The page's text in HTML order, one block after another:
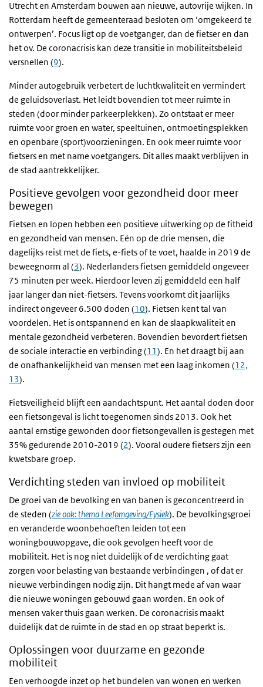
Utrecht en Amsterdam bouwen aan nieuwe, autovrije wijken. In
Rotterdam heeft de gemeenteraad besloten om ‘omgekeerd te
ontwerpen’. Focus ligt op de voetganger, dan de fietser en dan
het ov. De coronacrisis kan deze transitie in mobiliteitsbeleid
versnellen (9).
Minder autogebruik verbetert de luchtkwaliteit en vermindert
de geluidsoverlast. Het leidt bovendien tot meer ruimte in
steden (door minder parkeerplekken). Zo ontstaat er meer
ruimte voor groen en water, speeltuinen, ontmoetingsplekken
en openbare (sport)voorzieningen. En ook meer ruimte voor
fietsers en met name voetgangers. Dit alles maakt verblijven in
de stad aantrekkelijker.
Positieve gevolgen voor gezondheid door meer
bewegen
Fietsen en lopen hebben een positieve uitwerking op de fitheid
en gezondheid van mensen. Eén op de drie mensen, die
dagelijks reist met de fiets, e-fiets of te voet, haalde in 2019 de
beweegnorm al (3). Nederlanders fietsen gemiddeld ongeveer
75 minuten per week. Hierdoor leven zij gemiddeld een half
jaar langer dan niet-fietsers. Tevens voorkomt dit jaarlijks
indirect ongeveer 6.500 doden (10). Fietsen kent tal van
voordelen. Het is ontspannend en kan de slaapkwaliteit en
mentale gezondheid verbeteren. Bovendien bevordert fietsen
de sociale interactie en verbinding (11). En het draagt bij aan
de onafhankelijkheid van mensen met een laag inkomen (12,
13).
Fietsveiligheid blijft een aandachtspunt. Het aantal doden door
een fietsongeval is licht toegenomen sinds 2013. Ook het
aantal ernstige gewonden door fietsongevallen is gestegen met
35% gedurende 2010-2019 (2). Vooral oudere fietsers zijn een
kwetsbare groep.
Verdichting steden van invloed op mobiliteit
De groei van de bevolking en van banen is geconcentreerd in
de steden (zie ook: thema Leefomgeving/Fysiek). De bevolkingsgroei
en veranderde woonbehoeften leiden tot een
woningbouwopgave, die ook gevolgen heeft voor de
mobiliteit. Het is nog niet duidelijk of de verdichting gaat
zorgen voor belasting van bestaande verbindingen , of dat er
nieuwe verbindingen nodig zijn. Dit hangt mede af van waar
die nieuwe woningen gebouwd gaan worden. En ook of
mensen vaker thuis gaan werken. De coronacrisis maakt
duidelijk dat de ruimte in de stad en op straat beperkt is.
Oplossingen voor duurzame en gezonde
mobiliteit
Een verhoogde inzet op het bundelen van wonen en werken